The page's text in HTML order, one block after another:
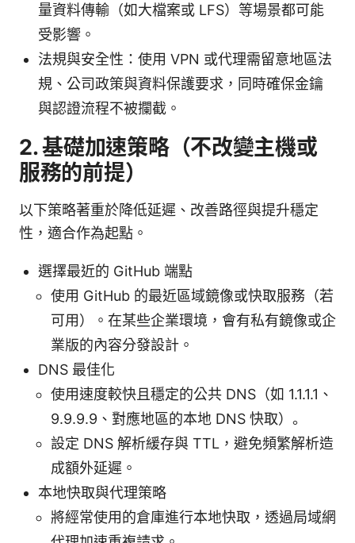
量資料傳輸（如大檔案或 LFS）等場景都可能
受影響。
法規與安全性：使用 VPN 或代理需留意地區法
規、公司政策與資料保護要求，同時確保金鑰
與認證流程不被攔截。
2. 基礎加速策略（不改變主機或
服務的前提）
以下策略著重於降低延遲、改善路徑與提升穩定
性，適合作為起點。
選擇最近的 GitHub 端點
使用 GitHub 的最近區域鏡像或快取服務（若
可用）。在某些企業環境，會有私有鏡像或企
業版的內容分發設計。
DNS 最佳化
使用速度較快且穩定的公共 DNS（如 1.1.1.1、
9.9.9.9、對應地區的本地 DNS 快取）。
設定 DNS 解析緩存與 TTL，避免頻繁解析造
成額外延遲。
本地快取與代理策略
將經常使用的倉庫進行本地快取，透過局域網